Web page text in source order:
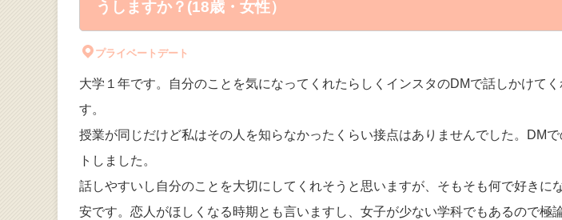
うしますか？(18歳・女性）
プライベートデート
大学１年です。自分のことを気になってくれたらしくインスタのDMで話しかけて
す。
授業が同じだけど私はその人を知らなかったくらい接点はありませんでした。DM
トしました。
話しやすいし自分のことを大切にしてくれそうと思いますが、そもそも何で好きに
安です。恋人がほしくなる時期とも言いますし、女子が少ない学科でもあるので極